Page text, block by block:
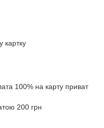
картку
100% на карту приват
200 грн